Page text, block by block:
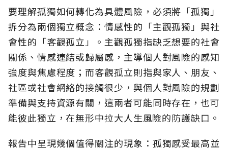
要理解孤獨如何轉化為具體風險，必須將「孤獨」
拆分為兩個獨立概念：情感性的「主觀孤獨」與社
會性的「客觀孤立」。主觀孤獨指缺乏想要的社會
關係、情感連結或歸屬感，主導個人對風險的感知
強度與焦慮程度；而客觀孤立則指與家人、朋友、
社區或社會網絡的接觸很少，與個人對風險的規劃
準備與支持資源有關，這兩者可能同時存在，也可
能彼此獨立，在無形中拉大人生風險的防護缺口。
報告中呈現幾個值得關注的現象：孤獨感受最高並